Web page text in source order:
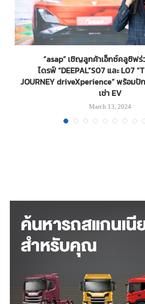
“asap” เชิญลูกค้าเอ็กซ์คลูซิฟร่
ไดรฟ์ “DEEPAL”S07 และ L07
JOURNEY driveXperience” พร้อมปั
เช่า EV
March 13, 2024